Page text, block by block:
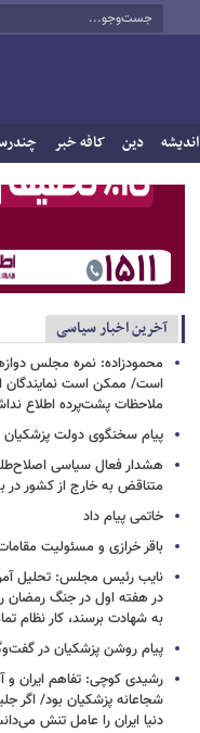
اندیشه دین کافه خبر
آخرین اخبار سیاسی
است/ ممکن است نمایندگان
ملاحظات پشت‌پرده اطلاع
پیام سخنگوی دولت پزشکیان
هشدار فعال سیاسی
متناقض به خارج از کشور در
خاتمی پیام داد
باقر خرازی و مسئولیت
نایب رئیس مجلس: تحلیل
در هفته اول در جنگ رمضان
به شهادت برسند، کار نظام
پیام روشن پزشکیان در
رشیدی کوچی: تفاهم ایران و
شجاعانه پزشکیان بود/ اگر
دنیا ایران را عامل تنش